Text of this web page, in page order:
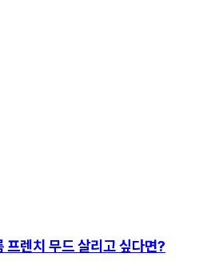
프렌치 무드 살리고 싶다면?